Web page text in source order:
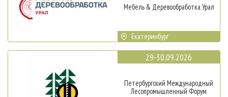
Мебель & Деревообработка Урал
Екатеринбург
29-30.09.2026
Петербургский Международный
Лесопромышленный Форум